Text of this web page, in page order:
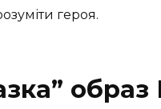
героя.
образ